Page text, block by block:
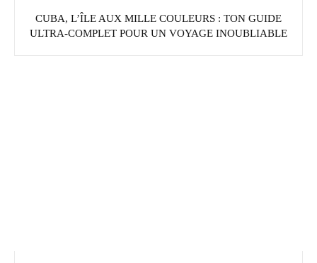
CUBA, L’ÎLE AUX MILLE COULEURS : TON GUIDE
ULTRA-COMPLET POUR UN VOYAGE INOUBLIABLE